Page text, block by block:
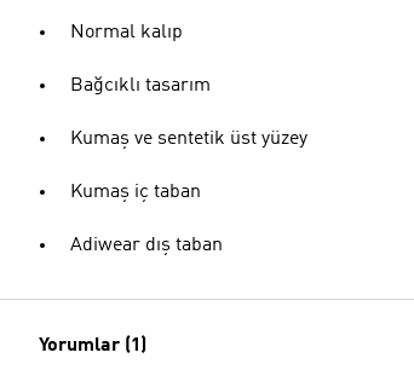
Normal kalıp
Bağcıklı tasarım
Kumaş ve sentetik üst yüzey
Kumaş iç taban
Adiwear dış taban
Yorumlar (1)